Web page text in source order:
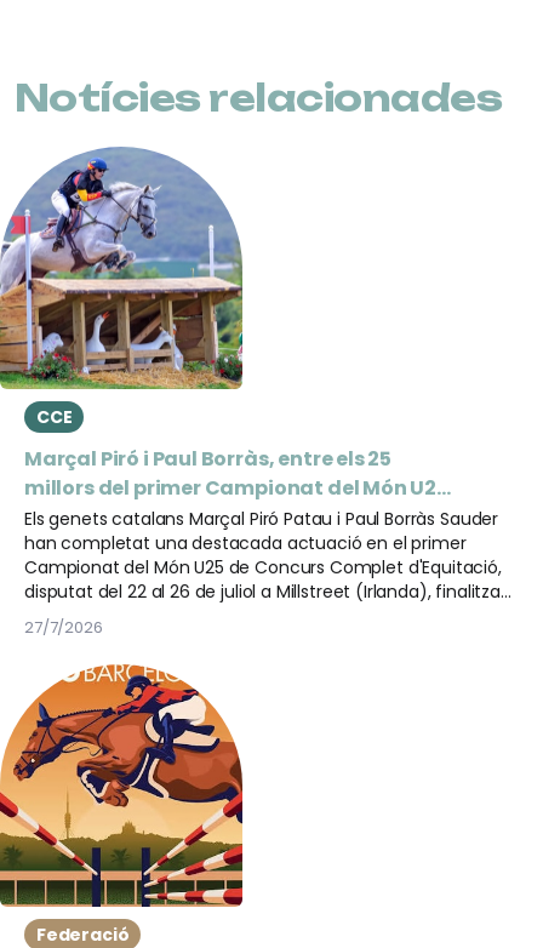
Notícies relacionades
CCE
Marçal Piró i Paul Borràs, entre els 25
millors del primer Campionat del Món U25
de Concurs Complet
Els genets catalans Marçal Piró Patau i Paul Borràs Sauder
han completat una destacada actuació en el primer
Campionat del Món U25 de Concurs Complet d'Equitació,
disputat del 22 al 26 de juliol a Millstreet (Irlanda), finalitzant
tots dos entre els 25 millors classificats d'aquesta primera
edició del campionat.
27/7/2026
Federació